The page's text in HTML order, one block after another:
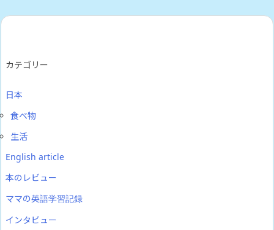
カテゴリー
日本
食べ物
生活
English article
本のレビュー
ママの英語学習記録
インタビュー